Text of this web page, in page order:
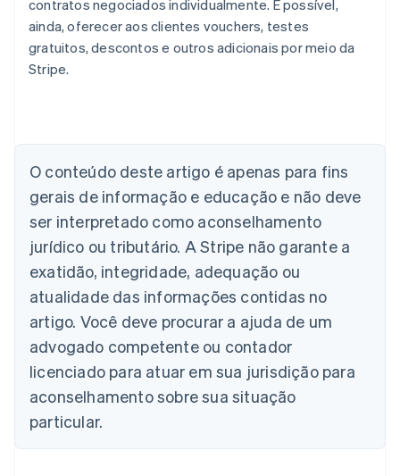
contratos negociados individualmente. É possível,
ainda, oferecer aos clientes vouchers, testes
gratuitos, descontos e outros adicionais por meio da
Stripe.
O conteúdo deste artigo é apenas para fins
gerais de informação e educação e não deve
ser interpretado como aconselhamento
jurídico ou tributário. A Stripe não garante a
exatidão, integridade, adequação ou
atualidade das informações contidas no
artigo. Você deve procurar a ajuda de um
advogado competente ou contador
licenciado para atuar em sua jurisdição para
aconselhamento sobre sua situação
particular.
Austrália
Áustria
DeutschEnglish
Bélgica
English
Brasil
PortuguêsEnglish
Bulgária
English
Canadá
English Français
China continental
简体中文 English
Chipre
Croácia